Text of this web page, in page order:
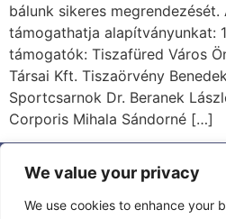
We value your privacy
We use cookies to enhance your
bálunk sikeres megrendezését.
támogathatja alapítványunkat:
támogatók: Tiszafüred Város
Társai Kft. Tiszaörvény
Sportcsarnok Dr. Beranek
Corporis Mihala Sándorné […]
Aktualitások